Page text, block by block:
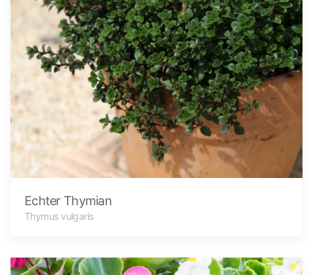
Echter Thymian
Thymus vulgaris